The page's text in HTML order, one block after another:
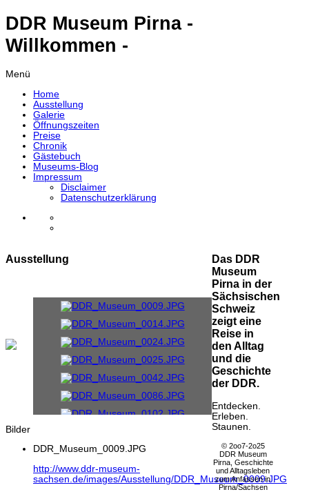
DDR Museum Pirna -
Willkommen -
Menü
Home
Ausstellung
Galerie
Öffnungszeiten
Preise
Chronik
Gästebuch
Museums-Blog
Impressum
Disclaimer
Datenschutzerklärung
Ausstellung
Bilder
DDR_Museum_0009.JPG
http://www.ddr-museum-
sachsen.de/images/Ausstellung/DDR_Museum_0009.JPG
Das DDR
Museum
Pirna in der
Sächsischen
Schweiz
zeigt eine
Reise in
den Alltag
und die
Geschichte
der DDR.
Entdecken.
Erleben.
Staunen.
© 2oo7-2o25
DDR Museum
Pirna, Geschichte
und Alltagsleben
zum Anfassen in
Pirna/Sachsen